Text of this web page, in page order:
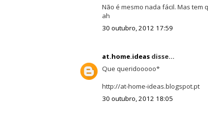
Não é mesmo nada fácil. Mas tem
ah
30 outubro, 2012 17:59
at.home.ideasdisse...
Que queridooooo*
http://at-home-ideas.blogspot.pt
30 outubro, 2012 18:05